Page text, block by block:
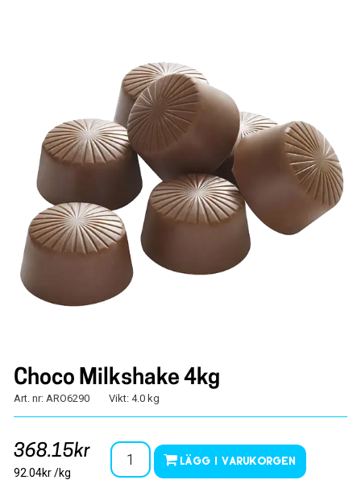
Choco Milkshake 4kg
Art. nr: ARO6290 Vikt: 4.0 kg
368.15kr
92.04kr /kg
Lägg i varukorgen